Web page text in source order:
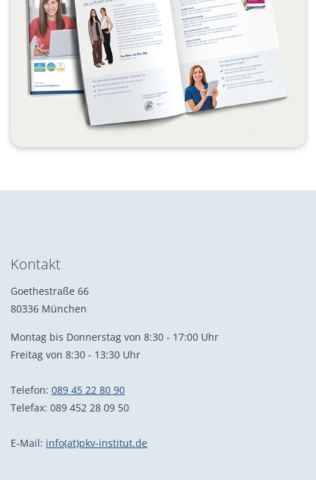
Kontakt
Goethestraße 66
80336 München
Montag bis Donnerstag von 8:30 - 17:00 Uhr
Freitag von 8:30 - 13:30 Uhr
Telefon: 089 45 22 80 90
Telefax: 089 452 28 09 50
E-Mail: info(at)pkv-institut.de